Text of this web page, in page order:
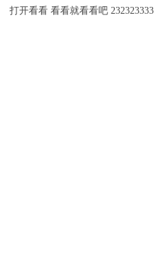
打开看看 看看就看看吧 232323333